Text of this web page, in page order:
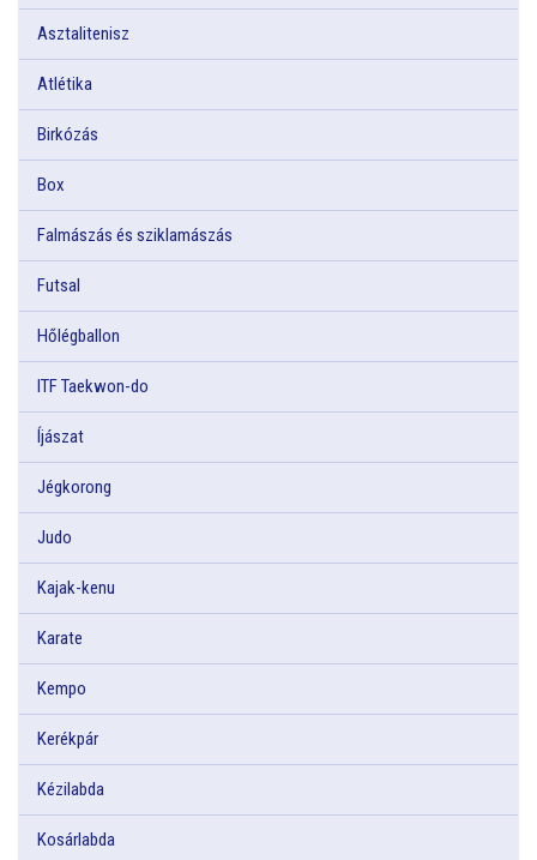
Asztalitenisz
Atlétika
Birkózás
Box
Falmászás és sziklamászás
Futsal
Hőlégballon
ITF Taekwon-do
Íjászat
Jégkorong
Judo
Kajak-kenu
Karate
Kempo
Kerékpár
Kézilabda
Kosárlabda